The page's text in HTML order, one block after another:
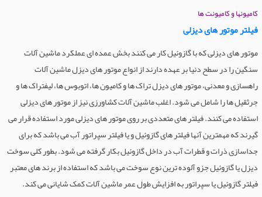
کامیونها و کامیونت ها
فیلتر موتور های دیزلی
موتور های دیزلی که با گازوئیل کار می کنند بخش عمده ای عملکرد ماشین آلات
سنگین را در سطح دنیا بر عهده دارند از انواع موتور های دیزل ماشین آلات
راهسازی و معدنی، موتور های دیزل تراک ها و کامیون ها، اتوبوس ها، لیفتراک ها و
جرثقیل ها را شامل می شود. اغلب ماشین آلات کشاورزی نیز از موتور های دیزلی
استفاده می کنند. فیلتر های متعددی بر روی موتور های دیزلی مورد استفاده قرار می
گیرند که مهمترین آنها فیلتر های گازوئیل و یا فیلتر سپراتور آب می باشد که برای
جداسازی ذرات و قطرات آب در داخل گازوئیل بکار گرفته می شود. بطور کلی سوخت
دیزل یا گازوئیل جزو آلوده ترین نوع سوخت می باشد که استفاده از برند های معتبر
فیلتر گازوئیل یا سپراتور به افزایش طول عمر ماشین آلات کمک شایانی می کند.